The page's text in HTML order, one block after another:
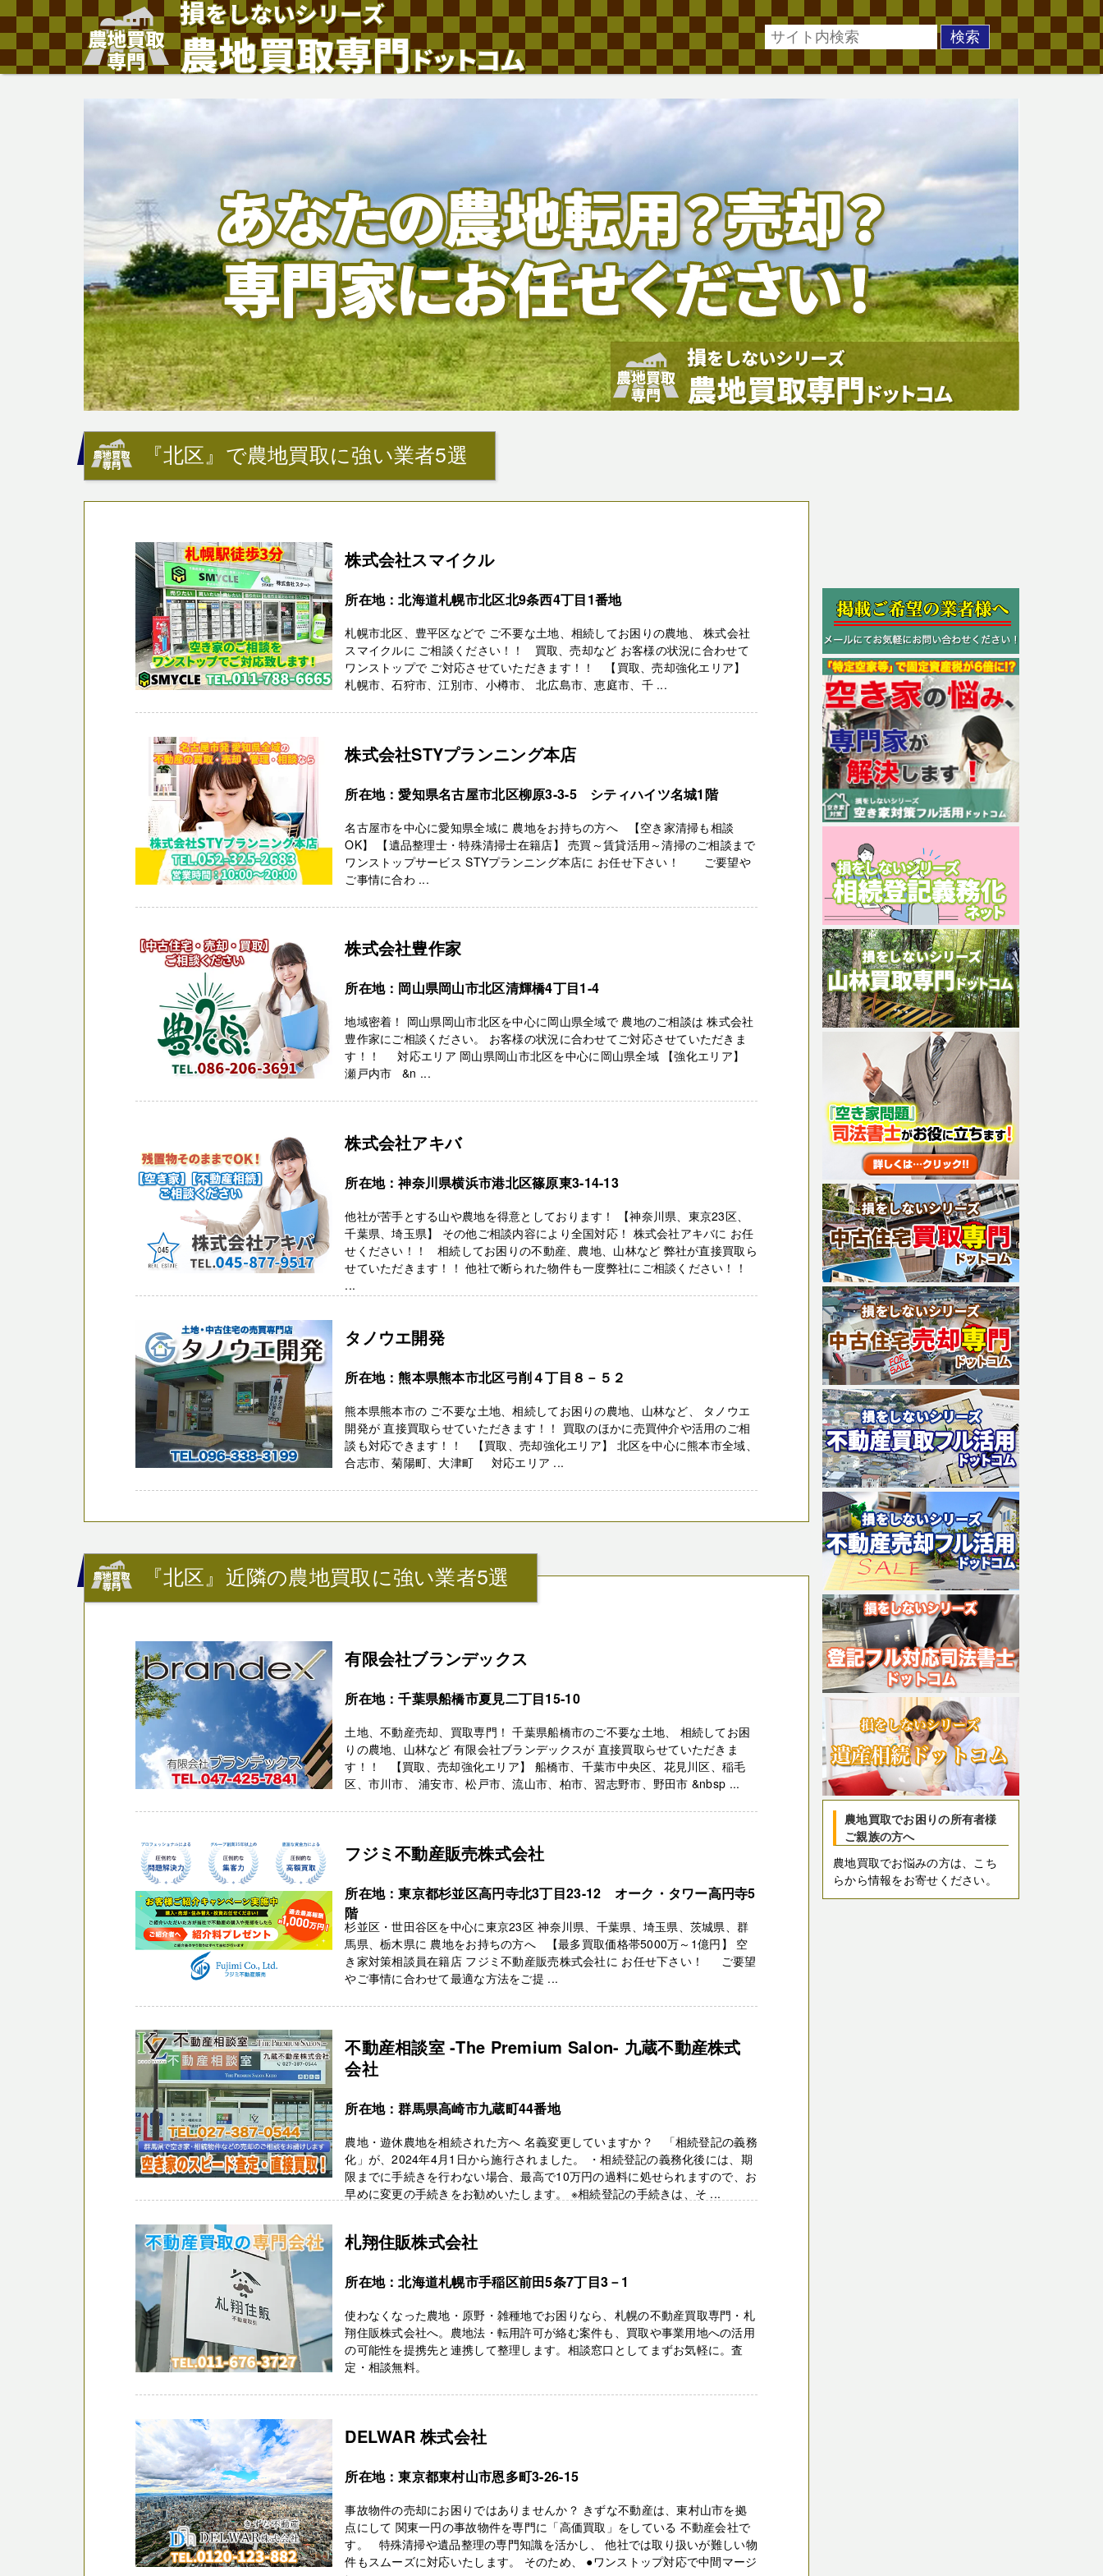
『北区』で農地買取に強い業者5選
株式会社スマイクル
所在地：北海道札幌市北区北9条西4丁目1番地
札幌市北区、豊平区などで ご不要な土地、相続してお困りの農地、 株式会社
スマイクルに ご相談ください！！ 買取、売却など お客様の状況に合わせて
ワンストップで ご対応させていただきます！！ 【買取、売却強化エリア】
札幌市、石狩市、江別市、小樽市、 北広島市、恵庭市、千 ...
株式会社STYプランニング本店
所在地：愛知県名古屋市北区柳原3-3-5 シティハイツ名城1階
名古屋市を中心に愛知県全域に 農地をお持ちの方へ 【空き家清掃も相談
OK】 【遺品整理士・特殊清掃士在籍店】 売買～賃貸活用～清掃のご相談まで
ワンストップサービス STYプランニング本店に お任せ下さい！ ご要望や
ご事情に合わ ...
株式会社豊作家
所在地：岡山県岡山市北区清輝橋4丁目1-4
地域密着！ 岡山県岡山市北区を中心に岡山県全域で 農地のご相談は 株式会社
豊作家にご相談ください。 お客様の状況に合わせてご対応させていただきま
す！！ 対応エリア 岡山県岡山市北区を中心に岡山県全域 【強化エリア】
瀬戸内市 &n ...
株式会社アキバ
所在地：神奈川県横浜市港北区篠原東3-14-13
他社が苦手とする山や農地を得意としております！ 【神奈川県、東京23区、
千葉県、埼玉県】 その他ご相談内容により全国対応！ 株式会社アキバに お任
せください！！ 相続してお困りの不動産、農地、山林など 弊社が直接買取ら
せていただきます！！ 他社で断られた物件も一度弊社にご相談ください！！
...
タノウエ開発
所在地：熊本県熊本市北区弓削４丁目８－５２
熊本県熊本市の ご不要な土地、相続してお困りの農地、山林など、 タノウエ
開発が 直接買取らせていただきます！！ 買取のほかに売買仲介や活用のご相
談も対応できます！！ 【買取、売却強化エリア】 北区を中心に熊本市全域、
合志市、菊陽町、大津町 対応エリア ...
『北区』近隣の農地買取に強い業者5選
有限会社ブランデックス
所在地：千葉県船橋市夏見二丁目15‐10
土地、不動産売却、買取専門！ 千葉県船橋市のご不要な土地、 相続してお困
りの農地、山林など 有限会社ブランデックスが 直接買取らせていただきま
す！！ 【買取、売却強化エリア】 船橋市、千葉市中央区、花見川区、稲毛
区、市川市、 浦安市、松戸市、流山市、柏市、習志野市、野田市 &nbsp ...
フジミ不動産販売株式会社
所在地：東京都杉並区高円寺北3丁目23-12 オーク・タワー高円寺5
階
杉並区・世田谷区を中心に東京23区 神奈川県、千葉県、埼玉県、茨城県、群
馬県、栃木県に 農地をお持ちの方へ 【最多買取価格帯5000万～1億円】 空
き家対策相談員在籍店 フジミ不動産販売株式会社に お任せ下さい！ ご要望
やご事情に合わせて最適な方法をご提 ...
不動産相談室 -The Premium Salon- 九蔵不動産株式
会社
所在地：群馬県高崎市九蔵町44番地
農地・遊休農地を相続された方へ 名義変更していますか？ 「相続登記の義務
化」が、2024年4月1日から施行されました。 ・相続登記の義務化後には、期
限までに手続きを行わない場合、最高で10万円の過料に処せられますので、お
早めに変更の手続きをお勧めいたします。 ※相続登記の手続きは、そ ...
札翔住販株式会社
所在地：北海道札幌市手稲区前田5条7丁目3－1
使わなくなった農地・原野・雑種地でお困りなら、札幌の不動産買取専門・札
翔住販株式会社へ。農地法・転用許可が絡む案件も、買取や事業用地への活用
の可能性を提携先と連携して整理します。相談窓口としてまずお気軽に。査
定・相談無料。
DELWAR 株式会社
所在地：東京都東村山市恩多町3-26-15
事故物件の売却にお困りではありませんか？ きずな不動産は、東村山市を拠
点にして 関東一円の事故物件を専門に「高価買取」をしている 不動産会社で
す。 特殊清掃や遺品整理の専門知識を活かし、 他社では取り扱いが難しい物
件もスムーズに対応いたします。 そのため、 ●ワンストップ対応で中間マージ
農地買取でお困りの所有者様
ご親族の方へ
農地買取でお悩みの方は、こち
らから情報をお寄せください。